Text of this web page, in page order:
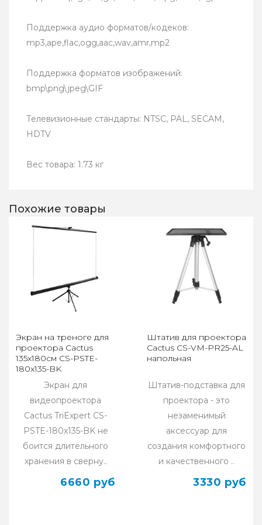
Поддержка аудио форматов/кодеков:
mp3,ape,flac,ogg,aac,wav,amr,mp2
Поддержка форматов изображений:
bmp\png\jpeg\GIF
Телевизионные стандарты: NTSC, PAL, SECAM,
HDTV
Вес товара: 1.73 кг
Похожие товары
Экран на треноге для
проектора Cactus
135x180см CS-PSTE-
180x135-BK
Экран для
видеопроектора
Cactus TriExpert CS-
PSTE-180x135-BK не
боится длительного
хранения в сверну..
6660 руб
Штатив для проектора
Cactus CS-VM-PR25-AL
напольная
Штатив-подставка для
проектора - это
незаменимый
аксессуар для
создания комфортного
и качественного ..
3330 руб